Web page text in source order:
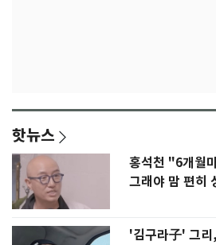
핫뉴스
홍석천 "6개월
그래야 맘 편히
'김구라子' 그